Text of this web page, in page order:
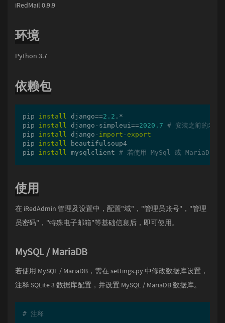
iRedMail 0.9.9
环境
Python 3.7
依赖包
pip install django==2.2 .*
pip install django-simpleui==2020.7 # 安装之前的老
pip install django- import -export
pip install
beautifulsoup4
pip install mysqlclient # 若使用 MySql 或 MariaDB 需
使用
在 iRedAdmin 管理及设置中，配置"域"，"管理员账号"，"管理
员密码"，"特殊电子邮箱"等基础信息后，即可使用。
MySQL / MariaDB
若使用 MySQL / MariaDB，需在 settings.py 中修改数据库设置，
注释 SQLite 3 数据库配置，并设置 MySQL / MariaDB 数据库。
# 注释